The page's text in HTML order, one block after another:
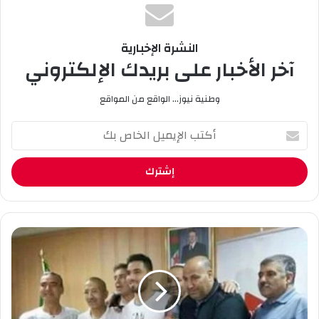
النشرة الإخبارية
آخر الأخبار على بريدك الإلكتروني
وطنية نيوز... الواقع من المواقع
أ
ت
ب
ل
إ
ي
ل
ز
خ
ث